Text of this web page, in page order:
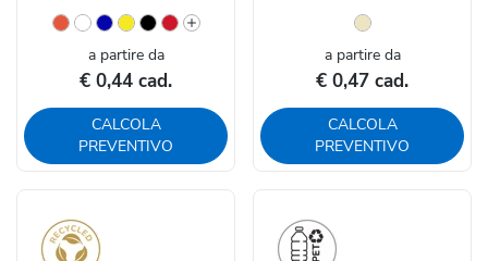
a partire da
€ 0,44 cad.
CALCOLA
PREVENTIVO
a partire da
€ 0,47 cad.
CALCOLA
PREVENTIVO